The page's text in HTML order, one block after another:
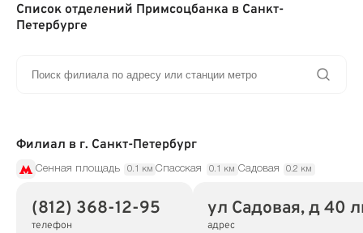
Список отделений Примсоцбанка в Санкт-
Петербурге
Филиал в г. Санкт-Петербург
Сенная площадь 0.1 км Спасская 0.1 км Садовая 0.2 км
(812) 368-12-95
телефон
ул Садовая, д 40
адрес